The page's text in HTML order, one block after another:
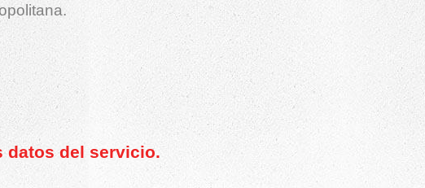
datos del servicio.